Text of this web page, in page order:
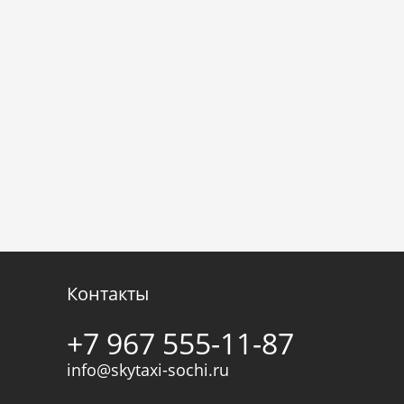
Контакты
+7 967 555-11-87
info@skytaxi-sochi.ru